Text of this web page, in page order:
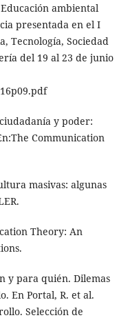
ambiental
presentada en el I
Tecnología, Sociedad
del 19 al 23 de junio
y poder:
Communication
masivas: algunas
Theory: An
y para quién. Dilemas
En Portal, R. et al.
Selección de